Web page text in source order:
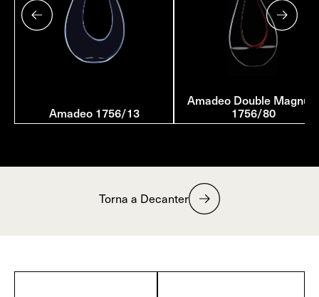
Amadeo 1756/13
Amadeo Double Magnum
1756/80
Torna a Decanter